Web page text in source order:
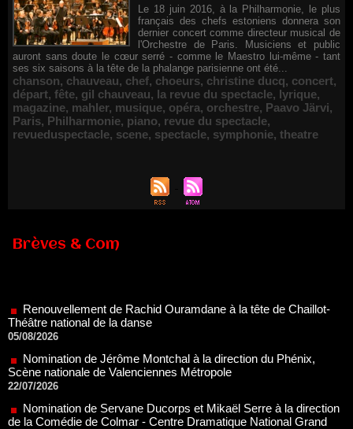
Le 18 juin 2016, à la Philharmonie, le plus
français des chefs estoniens donnera son
dernier concert comme directeur musical de
l'Orchestre de Paris. Musiciens et public
auront sans doute le cœur serré - comme le Maestro lui-même - tant
ses six saisons à la tête de la phalange parisienne ont été...
chanson, chauveau, chef, choeurs, christine ducq, concert,
départ, fête, gil chauveau, la revue du spectacle, lyrique,
magazine, mahler, musique, opéra, orchestre, Paavo Järvi,
Paris, Philharmonie, piano, revue du spectacle,
revueduspectacle, scene, spectacle, symphonie, theatre
Brèves & Com
05/08/2026
Nomination de Jérôme Montchal à la direction du Phénix,
Scène nationale de Valenciennes Métropole
22/07/2026
Nomination de Servane Ducorps et Mikaël Serre à la direction
de la Comédie de Colmar - Centre Dramatique National Grand
Est Alsace
07/07/2026